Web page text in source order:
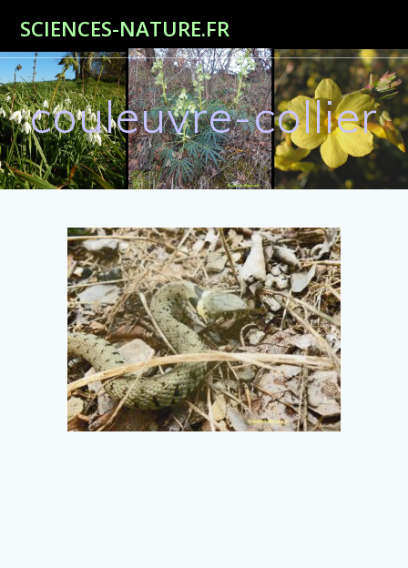
au
contenu
SCIENCES-NATURE.FR
couleuvre-collier